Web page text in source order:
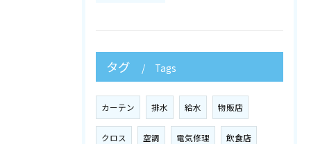
タグ Tags
カーテン 排水 給水 物販店
クロス 空調 電気修理 飲食店